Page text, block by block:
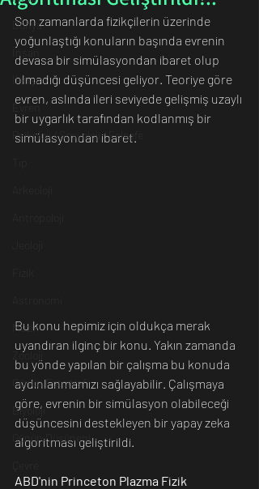
Dünya
İnsan
İletişim
Evren
Psikoloji / Sosyoloji / Felsefe
Müzik
Zooloji
Günün Fotoğrafı
Biyoloji
Günün Düşüneni
Son zamanlarda fizikçilerin üzerinde
yoğunlaştığı konuların başında evrenin
devasa bir simülasyondan ibaret olup
olmadığı düşüncesi geliyor. Teoriye göre
evren, aslında ileri seviyede gelişmiş uzaylı
bir uygarlık tarafından kodlanmış bir
simülasyondan ibaret.
Bu konu hepimiz için oldukça merak
uyandıran ilginç bir konu. Yakın zamanda
bu yönde yapılan bir çalışma bu konuda
aydınlanmamızı sağlayabilir. Çalışmaya
göre, evrenin bir simülasyon olabileceği
düşüncesini destekleyen bir yapay zeka
algoritması geliştirildi.
ABD'nin Princeton Plazma Fizik